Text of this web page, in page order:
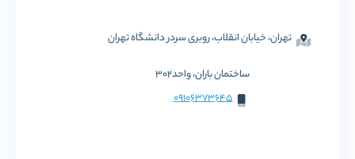
تهران، خیابان انقلاب، روبری سردر دانشگاه تهران
ساختمان باران، واحد302
09106373645